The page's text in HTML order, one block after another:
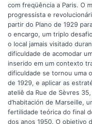
com freqüência a Paris. O
progressista e
partir do Plano de 1929
o encargo, um triplo
o local jamais visitado
dificuldade de acomodar
inserido em um contexto
dificuldade se tornou uma
de 1929, e aplicar as
ateliê da Rue de Sèvres
d’habitación de Marseille,
fertilidade teórica do final
dos anos 1950. O objetivo